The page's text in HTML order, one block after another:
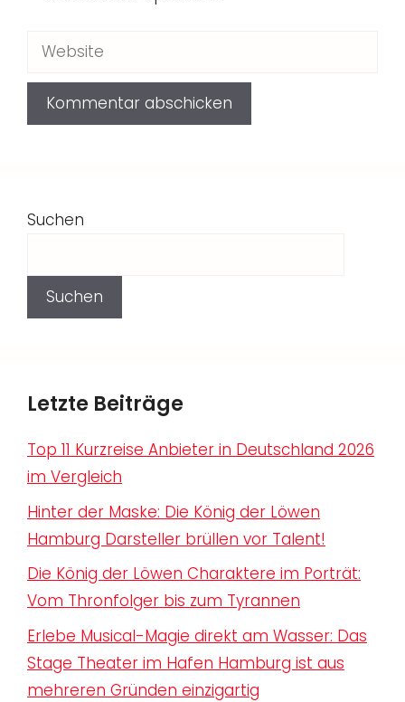
Website
Suchen
Suchen
Letzte Beiträge
Top 11 Kurzreise Anbieter in Deutschland 2026
im Vergleich
Hinter der Maske: Die König der Löwen
Hamburg Darsteller brüllen vor Talent!
Die König der Löwen Charaktere im Porträt:
Vom Thronfolger bis zum Tyrannen
Erlebe Musical-Magie direkt am Wasser: Das
Stage Theater im Hafen Hamburg ist aus
mehreren Gründen einzigartig